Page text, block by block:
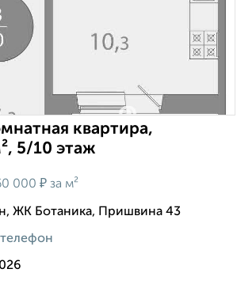
квартира,
5/10 этаж
000 ₽ за м²
ЖК Ботаника, Пришвина 43
телефон